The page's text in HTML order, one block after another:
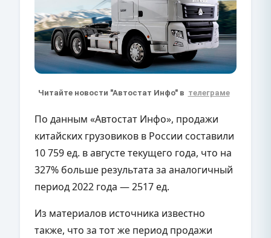
Читайте новости "Автостат Инфо" в телеграме
По данным «Автостат Инфо», продажи
китайских грузовиков в России составили
10 759 ед. в августе текущего года, что на
327% больше результата за аналогичный
период 2022 года — 2517 ед.
Из материалов источника известно
также, что за тот же период продажи